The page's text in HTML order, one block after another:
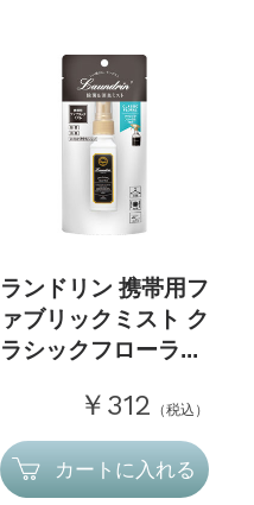
ランドリン 携帯用フ
ァブリックミスト ク
ラシックフローラ...
￥312 （税込）
カートに入れる